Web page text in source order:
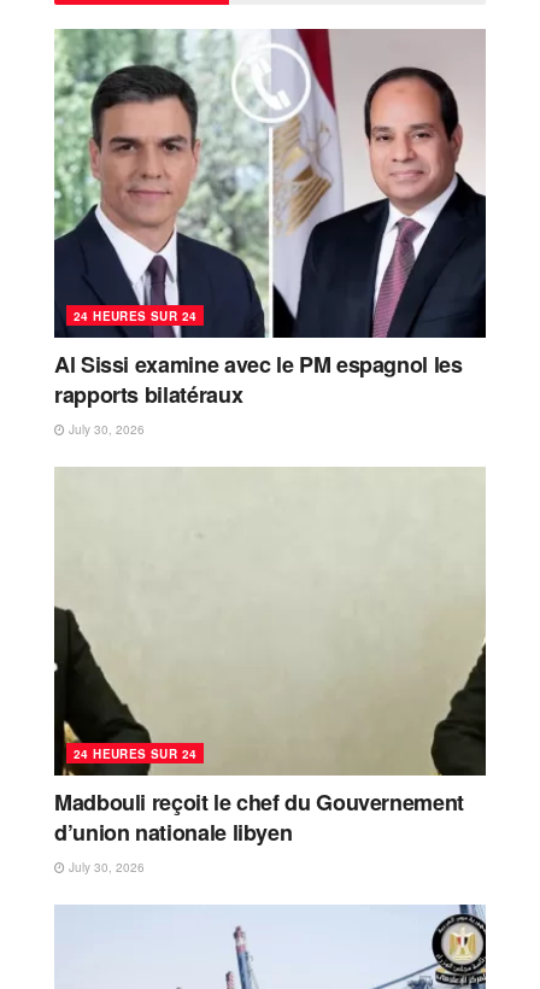
24 HEURES SUR 24
Al Sissi examine avec le PM espagnol les
rapports bilatéraux
July 30, 2026
24 HEURES SUR 24
Madbouli reçoit le chef du Gouvernement
d’union nationale libyen
July 30, 2026